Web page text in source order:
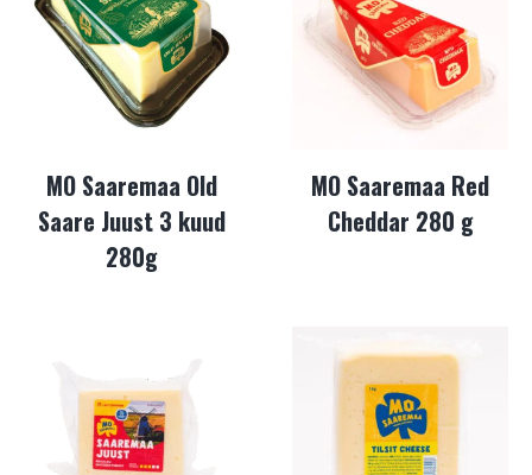
MO Saaremaa Old
Saare Juust 3 kuud
280g
MO Saaremaa Red
Cheddar 280 g